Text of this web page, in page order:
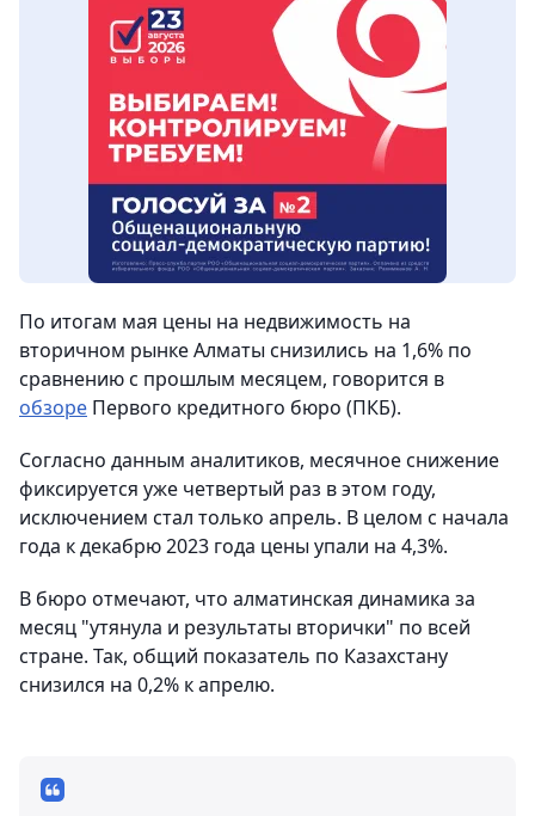
По итогам мая цены на недвижимость на
вторичном рынке Алматы снизились на 1,6% по
сравнению с прошлым месяцем, говорится в
обзоре Первого кредитного бюро (ПКБ).
Согласно данным аналитиков, месячное снижение
фиксируется уже четвертый раз в этом году,
исключением стал только апрель. В целом с начала
года к декабрю 2023 года цены упали на 4,3%.
В бюро отмечают, что алматинская динамика за
месяц "утянула и результаты вторички" по всей
стране. Так, общий показатель по Казахстану
снизился на 0,2% к апрелю.